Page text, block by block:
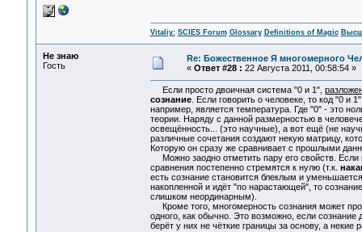
Vitaliy: SCIES Forum Glossary Definitions of Magic
Не знаю
Гость
Re: Божественное Я многомерного
« Ответ #28 : 22 Августа 2011, 00:58:54 »
Если просто двоичная система "0 и 1",
сознание. Если говорить о человеке, то код "0 и
например, является температура. Где "0" - это
теории. Наряду с данной размерностью в
освещённость... (это научные), а вот ещё (не
различные сочетания создают некую матрицу,
Которую он сразу же сравнивает с прошлыми
Можно заодно отметить пару его свойств. Если
сравнения постепенно стремятся к нулю (т.к.
есть сознание становится блеклым и
накопленной и идёт "по нарастающей", то
слишком неординарным).
Кроме того, многомерность сознания может
одного, как обычно. Это возможно, если сознание
берёт у них не чёткие границы за основу, а некие